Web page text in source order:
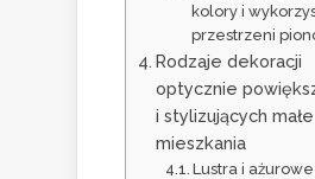
kolory i
przestrzeni
Rodzaje dekoracji
optycznie
i stylizujących małe
mieszkania
Lustra i